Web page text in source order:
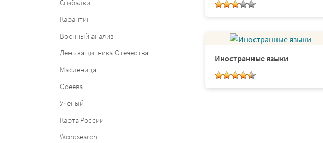
Иностранные языки
Сгибалки
Карантин
Военный анализ
День защитника Отечества
Масленица
Осеева
Учёный
Карта России
Wordsearch